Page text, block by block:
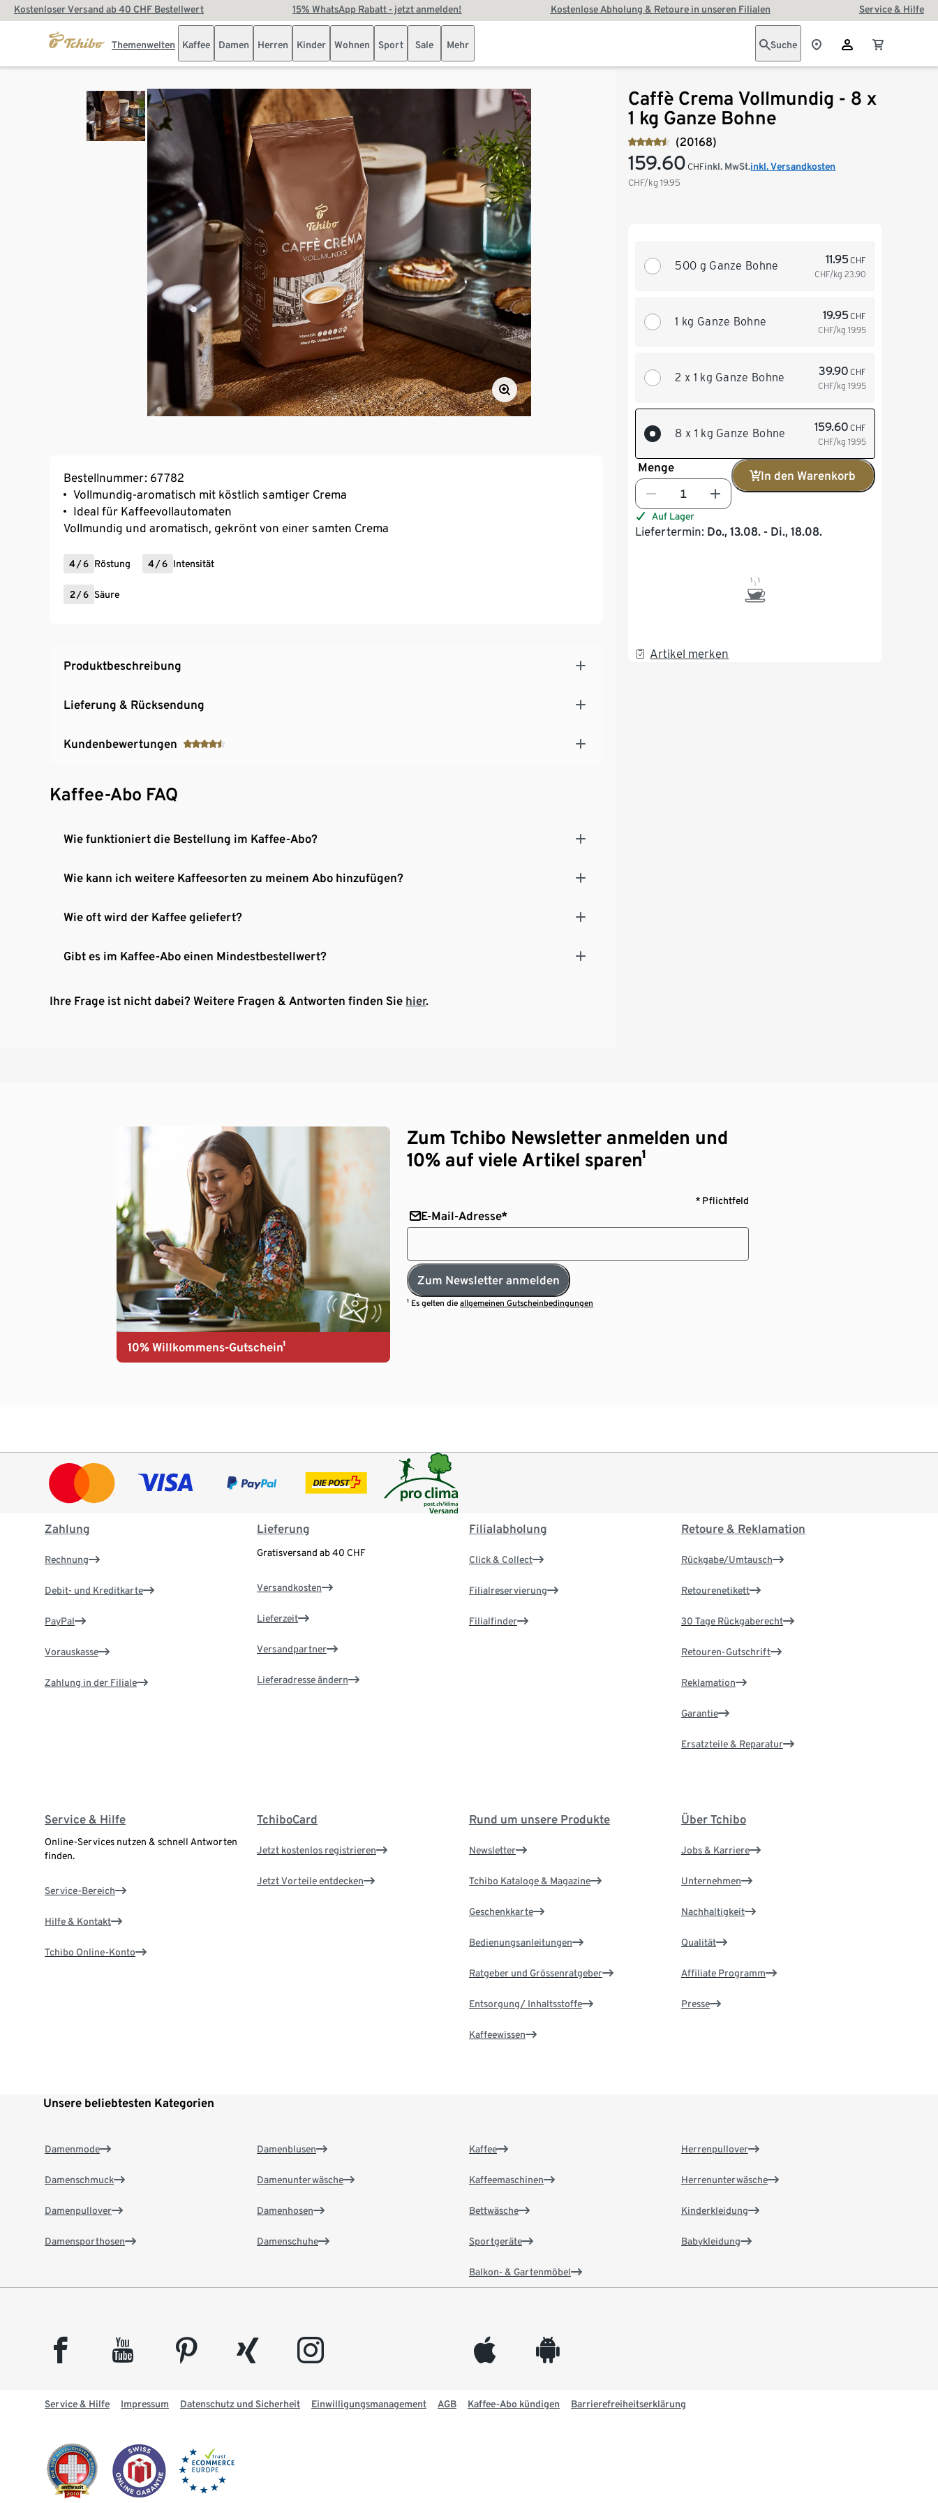
Kostenloser Versand ab 40 CHF Bestellwert 15% WhatsApp Rabatt - jetzt anmelden! Kostenlose Abholung & Retoure in unseren Filialen Service & Hilfe
Themenwelten Kaffee Damen Herren Kinder Wohnen Sport Sale Mehr Suche
Caffè Crema Vollmundig - 8 x
1 kg Ganze Bohne
(20168)
159.60 CHF
CHF/kg19.95
inkl. MwSt.inkl. Versandkosten
500 g Ganze Bohne 11.95CHF
CHF/kg 23.90
1 kg Ganze Bohne 19.95CHF
CHF/kg 19.95
2 x 1 kg Ganze Bohne 39.90 CHF
CHF/kg 19.95
8 x 1 kg Ganze Bohne 159.60 CHF
CHF/kg 19.95
Menge
In den Warenkorb
Auf Lager
Liefertermin: Do., 13.08. - Di., 18.08.
Artikel merken
Bestellnummer: 67782
Vollmundig-aromatisch mit köstlich samtiger Crema
Ideal für Kaffeevollautomaten
Vollmundig und aromatisch, gekrönt von einer samten Crema
4/6 Röstung 4/6 Intensität
2 /6 Säure
Produktbeschreibung
Lieferung & Rücksendung
Kundenbewertungen
Kaffee-Abo FAQ
Wie funktioniert die Bestellung im Kaffee-Abo?
Wie kann ich weitere Kaffeesorten zu meinem Abo hinzufügen?
Wie oft wird der Kaffee geliefert?
Gibt es im Kaffee-Abo einen Mindestbestellwert?
Ihre Frage ist nicht dabei? Weitere Fragen & Antworten finden Sie hier.
10% Willkommens-Gutschein¹
Zum Tchibo Newsletter anmelden und
10% auf viele Artikel sparen¹
* Pflichtfeld
E-Mail-Adresse*
Zum Newsletter anmelden
¹ Es gelten dieallgemeinen Gutscheinbedingungen
Zahlung
Rechnung
Debit- und Kreditkarte
PayPal
Vorauskasse
Zahlung in der Filiale
Lieferung
Gratisversand ab 40 CHF
Versandkosten
Lieferzeit
Versandpartner
Lieferadresse ändern
Filialabholung
Click & Collect
Filialreservierung
Filialfinder
Retoure & Reklamation
Rückgabe/Umtausch
Retourenetikett
30 Tage Rückgaberecht
Retouren-Gutschrift
Reklamation
Garantie
Ersatzteile & Reparatur
Service & Hilfe
Online-Services nutzen & schnell Antworten
finden.
Service-Bereich
Hilfe & Kontakt
Tchibo Online-Konto
TchiboCard
Jetzt kostenlos registrieren
Jetzt Vorteile entdecken
Rund um unsere Produkte
Newsletter
Tchibo Kataloge & Magazine
Geschenkkarte
Bedienungsanleitungen
Ratgeber und Grössenratgeber
Entsorgung/ Inhaltsstoffe
Kaffeewissen
Über Tchibo
Jobs & Karriere
Unternehmen
Nachhaltigkeit
Qualität
Affiliate Programm
Presse
Unsere beliebtesten Kategorien
Damenmode
Damenschmuck
Damenpullover
Damensporthosen
Damenblusen
Damenunterwäsche
Damenhosen
Damenschuhe
Kaffee
Kaffeemaschinen
Bettwäsche
Sportgeräte
Balkon- & Gartenmöbel
Herrenpullover
Herrenunterwäsche
Kinderkleidung
Babykleidung
facebook youtube pinterest xing instagram appleinc android
Service & Hilfe Impressum Datenschutz und Sicherheit Einwilligungsmanagement AGB Kaffee-Abo kündigen Barrierefreiheitserklärung